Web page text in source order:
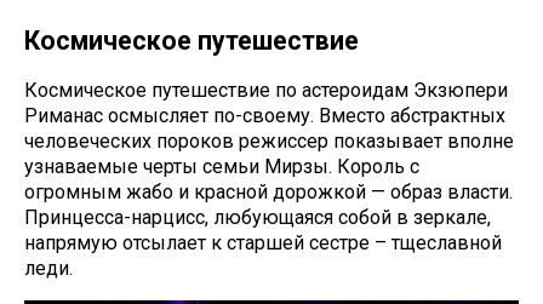
Космическое путешествие
Космическое путешествие по астероидам Экзюпери
Риманас осмысляет по-своему. Вместо абстрактных
человеческих пороков режиссер показывает вполне
узнаваемые черты семьи Мирзы. Король с
огромным жабо и красной дорожкой — образ власти.
Принцесса-нарцисс, любующаяся собой в зеркале,
напрямую отсылает к старшей сестре – тщеславной
леди.